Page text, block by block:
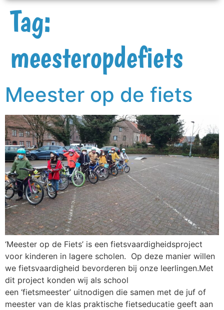
Tag:
meesteropdefiets
Meester op de fiets
‘Meester op de Fiets’ is een fietsvaardigheidsproject
voor kinderen in lagere scholen. Op deze manier willen
we fietsvaardigheid bevorderen bij onze leerlingen.Met
dit project konden wij als school
een ‘fietsmeester’ uitnodigen die samen met de juf of
meester van de klas praktische fietseducatie geeft aan